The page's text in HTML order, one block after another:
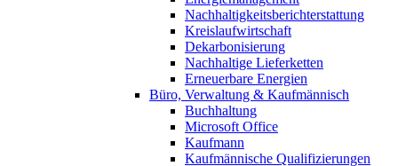
Nachhaltigkeitsberichterstattung
Kreislaufwirtschaft
Dekarbonisierung
Nachhaltige Lieferketten
Erneuerbare Energien
Büro, Verwaltung & Kaufmännisch
Buchhaltung
Microsoft Office
Kaufmann
Kaufmännische Qualifizierungen